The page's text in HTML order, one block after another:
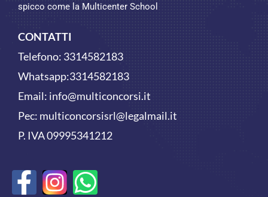
spicco come la Multicenter School
CONTATTI
Telefono: 3314582183
Whatsapp:3314582183
Email: info@multiconcorsi.it
Pec: multiconcorsisrl@legalmail.it
P. IVA 09995341212
F
W